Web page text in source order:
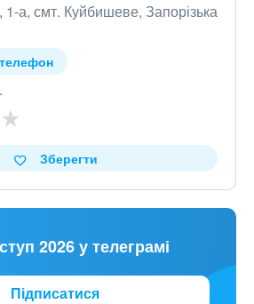
1-а, смт. Куйбишеве, Запорізька
Зберегти
2026 у телеграмі
Підписатися